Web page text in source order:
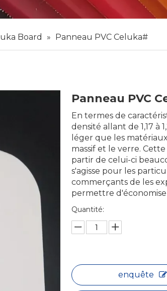
Board » Panneau PVC Celuka#
Panneau PVC
En termes de
densité allant de 1,17 à
léger que les
massif et le verre.
partir de celui-ci
s'agisse pour les
commerçants de les
permettre
Quantité:
enquête